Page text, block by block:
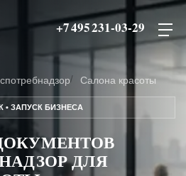
+7 495 231-03-29
Салона красоты
ЗАПУСК БИЗНЕСА
ДЛЯ